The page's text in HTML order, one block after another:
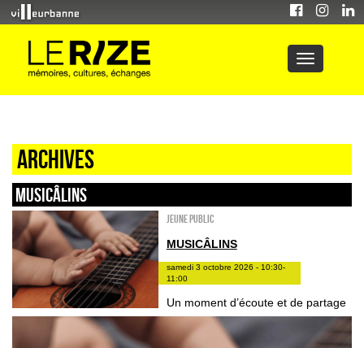
Archives
Musicâlins
Jeune public
MUSICÂLINS
samedi 3 octobre 2026 - 10:30-
11:00
Un moment d’écoute et de partage